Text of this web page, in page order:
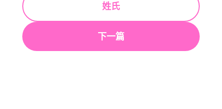
姓氏
下一篇